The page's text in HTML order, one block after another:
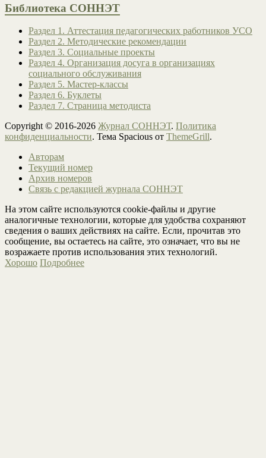
Библиотека СОННЭТ
Раздел 1. Аттестация педагогических работников УСО
Раздел 2. Методические рекомендации
Раздел 3. Социальные проекты
Раздел 4. Организация досуга в организациях
социального обслуживания
Раздел 5. Мастер-классы
Раздел 6. Буклеты
Раздел 7. Страница методиста
Copyright © 2016-2026 Журнал СОННЭТ. Политика
конфиденциальности. Тема Spacious от ThemeGrill.
Авторам
Текущий номер
Архив номеров
Связь с редакцией журнала СОННЭТ
На этом сайте используются cookie-файлы и другие
аналогичные технологии, которые для удобства сохраняют
сведения о ваших действиях на сайте. Если, прочитав это
сообщение, вы остаетесь на сайте, это означает, что вы не
возражаете против использования этих технологий.
Хорошо Подробнее